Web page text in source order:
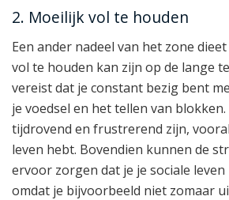
2. Moeilijk vol te houden
Een ander nadeel van het zone
vol te houden kan zijn op de lange
vereist dat je constant bezig bent
je voedsel en het tellen van
tijdrovend en frustrerend zijn,
leven hebt. Bovendien kunnen de
ervoor zorgen dat je je sociale
omdat je bijvoorbeeld niet zomaar